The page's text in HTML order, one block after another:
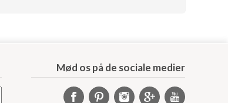
Mød os på de sociale medier